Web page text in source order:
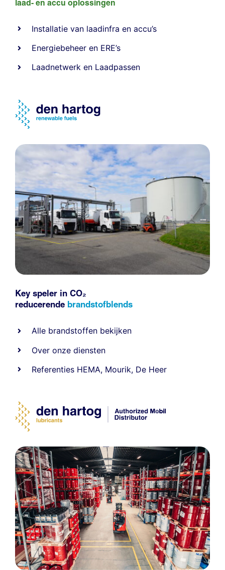
laad- en accu oplossingen
Installatie van laadinfra en accu’s
Energiebeheer en ERE’s
Laadnetwerk en Laadpassen
Key speler in CO₂
reducerende brandstofblends
Alle brandstoffen bekijken
Over onze diensten
Referenties HEMA, Mourik, De Heer